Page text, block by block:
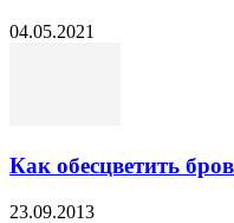
04.05.2021
Как обесцветить
23.09.2013